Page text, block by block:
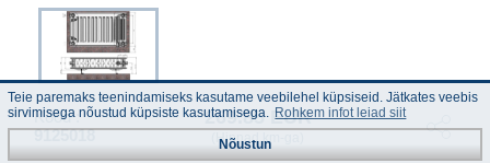
Kood :
9125018
269.85 EUR
(Hinnad km-ga)
Teie paremaks teenindamiseks kasutame veebilehel küpsiseid. Jätkates veebis
sirvimisega nõustud küpsiste kasutamisega. Rohkem infot leiad siit
Nõustun